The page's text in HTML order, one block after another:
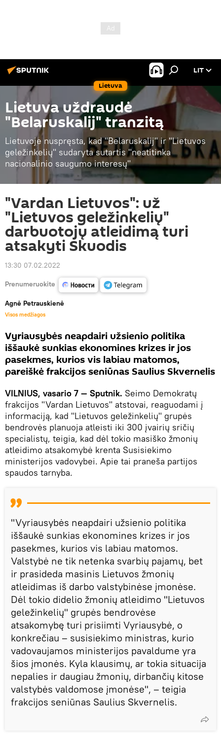
Lietuva
LIT
Lietuva uždraudė
"Belaruskalij" tranzitą
Lietuvoje nuspręsta, kad "Belaruskalij" ir "Lietuvos
geležinkelių" sudaryta sutartis "neatitinka
nacionalinio saugumo interesų"
"Vardan Lietuvos": už
"Lietuvos geležinkelių"
darbuotojų atleidimą turi
atsakyti Skuodis
13:30 07.02.2022
Prenumeruokite
Agnė Petrauskienė
Visos medžiagos
Vyriausybės neapdairi užsienio politika
iššaukė sunkias ekonomines krizes ir jos
pasekmes, kurios vis labiau matomos,
pareiškė frakcijos seniūnas Saulius Skvernelis
VILNIUS, vasario 7 — Sputnik. Seimo Demokratų
frakcijos "Vardan Lietuvos" atstovai, reaguodami į
informaciją, kad "Lietuvos geležinkelių" grupės
bendrovės planuoja atleisti iki 300 įvairių sričių
specialistų, teigia, kad dėl tokio masiško žmonių
atleidimo atsakomybė krenta Susisiekimo
ministerijos vadovybei. Apie tai praneša partijos
spaudos tarnyba.
"Vyriausybės neapdairi užsienio politika
iššaukė sunkias ekonomines krizes ir jos
pasekmes, kurios vis labiau matomos.
Valstybė ne tik netenka svarbių pajamų, bet
ir prasideda masinis Lietuvos žmonių
atleidimas iš darbo valstybinėse įmonėse.
Dėl tokio didelio žmonių atleidimo "Lietuvos
geležinkelių" grupės bendrovėse
atsakomybę turi prisiimti Vyriausybė, o
konkrečiau – susisiekimo ministras, kurio
vadovaujamos ministerijos pavaldume yra
šios įmonės. Kyla klausimų, ar tokia situacija
nepalies ir daugiau žmonių, dirbančių kitose
valstybės valdomose įmonėse", – teigia
frakcijos seniūnas Saulius Skvernelis.